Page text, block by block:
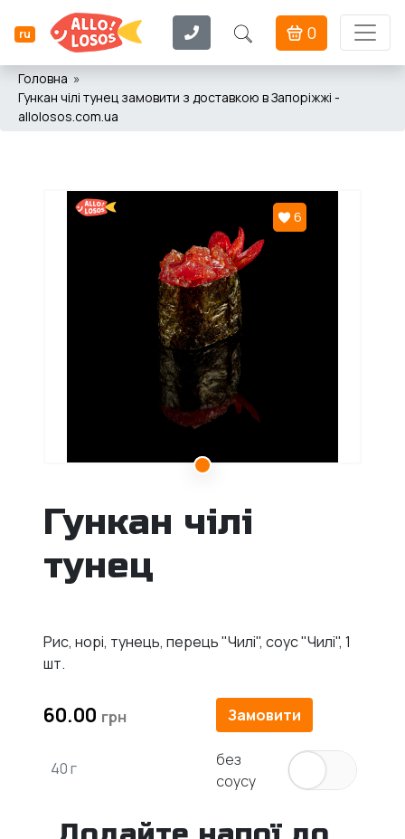
ru 0
Головна
Гункан чілі тунец замовити з доставкою в Запоріжжі -
allolosos.com.ua
6
Гункан чілі
тунец
Рис, норі, тунець, перець "Чилі", соус "Чилі", 1
шт.
60.00 Замовити
40 г
без
соусу